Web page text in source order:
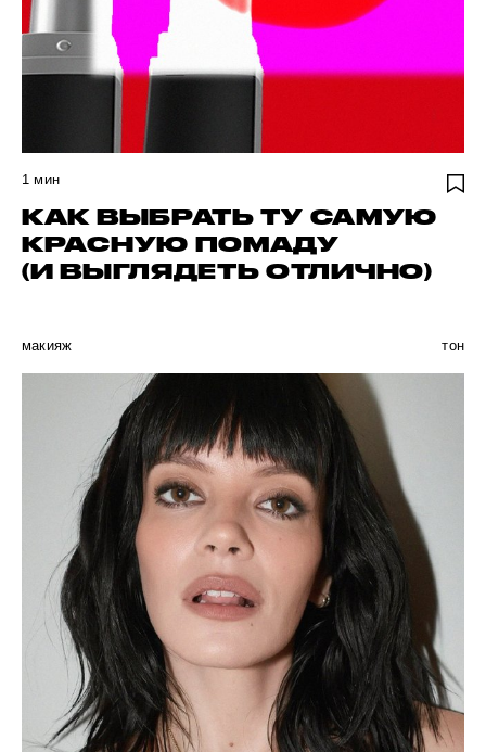
1 мин
КАК ВЫБРАТЬ ТУ САМУЮ
КРАСНУЮ ПОМАДУ
(И ВЫГЛЯДЕТЬ ОТЛИЧНО)
макияж тон